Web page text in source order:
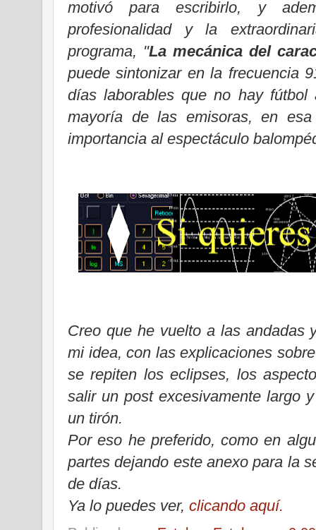
motivó para escribirlo, y
profesionalidad y la
programa, "La mecánica del
puede sintonizar en la frecuencia
días laborables que no hay
mayoría de las emisoras, en
importancia al espectáculo
Creo que he vuelto a las andadas
mi idea,con las explicaciones
se repiten los eclipses, los
salir un post excesivamente largo
un tirón.
Por eso he preferido, como en
partes dejando este anexo para la
de días.
Ya lo puedes ver, clicando aquí.